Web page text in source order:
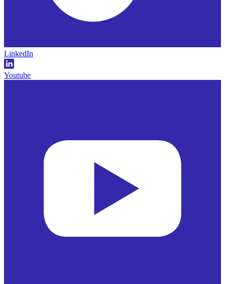
LinkedIn
Youtube